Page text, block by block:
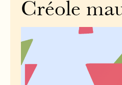
Créole